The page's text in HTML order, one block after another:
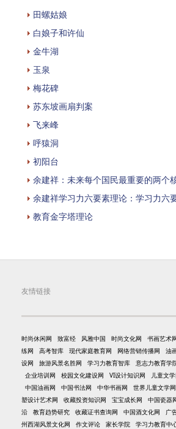
田螺姑娘
白娘子和许仙
金牛湖
玉泉
梅花碑
苏东坡画扇判案
飞来峰
呼猿洞
初阳台
余建祥：未来每个国民最重要的两个
余建祥学习力六要素理论：学习力六
教育金字塔理论
友情链接
时尚休闲网 致富经 风雅中国 时尚文化网 书画艺术
练网
高考智库 现代家庭教育网 网络营销传播网 油
设网
旅游风景名胜网 学习力教育智库 意志力教育学
企业培训网
校园文化建设网 VI设计知识网 儿童文
中国油画网
中国书法网 中华书画网 世界儿童文学网
塑设计艺术网
收藏投资知识网 宝宝成长网 中国瓷器
沿
教育趋势研究 收藏证书查询网 中国酒文化网 广
州西湖风景文化网
作文评论 家长学院 学习力教育中